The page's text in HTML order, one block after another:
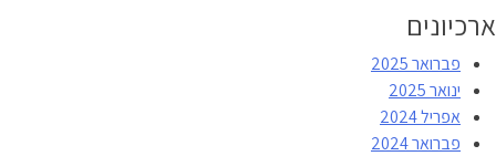
ארכיונים
פברואר 2025
ינואר 2025
אפריל 2024
פברואר 2024